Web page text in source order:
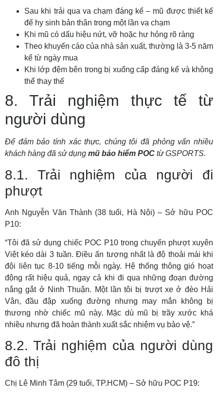
Sau khi trải qua va chạm đáng kể – mũ được thiết kế
để hy sinh bản thân trong một lần va chạm
Khi mũ có dấu hiệu nứt, vỡ hoặc hư hỏng rõ ràng
Theo khuyến cáo của nhà sản xuất, thường là 3-5 năm
kể từ ngày mua
Khi lớp đệm bên trong bị xuống cấp đáng kể và không
thể thay thế
8. Trải nghiệm thực tế từ
người dùng
Để đảm bảo tính xác thực, chúng tôi đã phỏng vấn nhiều
khách hàng đã sử dụng mũ bảo hiểm POC từ GSPORTS.
8.1. Trải nghiệm của người đi
phượt
Anh Nguyễn Văn Thành (38 tuổi, Hà Nội) – Sở hữu POC
P10:
“Tôi đã sử dụng chiếc POC P10 trong chuyến phượt xuyên
Việt kéo dài 3 tuần. Điều ấn tượng nhất là độ thoải mái khi
đội liên tục 8-10 tiếng mỗi ngày. Hệ thống thông gió hoạt
động rất hiệu quả, ngay cả khi đi qua những đoạn đường
nắng gắt ở Ninh Thuận. Một lần tôi bị trượt xe ở đèo Hải
Vân, đầu đập xuống đường nhưng may mắn không bị
thương nhờ chiếc mũ này. Mặc dù mũ bị trầy xước khá
nhiều nhưng đã hoàn thành xuất sắc nhiệm vụ bảo vệ.”
8.2. Trải nghiệm của người dùng
đô thị
Chị Lê Minh Tâm (29 tuổi, TP.HCM) – Sở hữu POC P19: